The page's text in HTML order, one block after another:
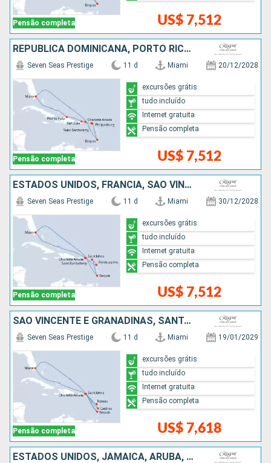
Pensão completa US$ 7,512
REPUBLICA DOMINICANA, PORTO RICO, FRANCIA, SÃO VINCENTE E GRANADINAS, ESTADOS UNIDOS
Pensão completa
Seven Seas Prestige 11 d Miami 20/12/2028
US$ 7,512
excursões grátis
tudo incluído
Internet gratuita
Pensão completa
ESTADOS UNIDOS, FRANCIA, SÃO VINCENTE E GRANADINAS
Pensão completa
Seven Seas Prestige 11 d Miami 30/12/2028
US$ 7,512
excursões grátis
tudo incluído
Internet gratuita
Pensão completa
SÃO VINCENTE E GRANADINAS, SANTA LUCIA, REPUBLICA DOMINICANA, ESTADOS UNIDOS
Pensão completa
Seven Seas Prestige 11 d Miami 19/01/2029
US$ 7,618
excursões grátis
tudo incluído
Internet gratuita
Pensão completa
ESTADOS UNIDOS, JAMAICA, ARUBA, SANTA LUCIA, BARBADOS